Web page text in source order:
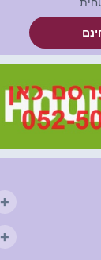
+
+